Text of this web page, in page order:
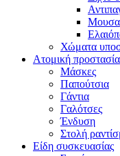
Χώματα
Ατομική προστασία
Μάσκες
Παπούτσια
Γάντια
Γαλότσες
Ένδυση
Στολή
Είδη συσκευασίας